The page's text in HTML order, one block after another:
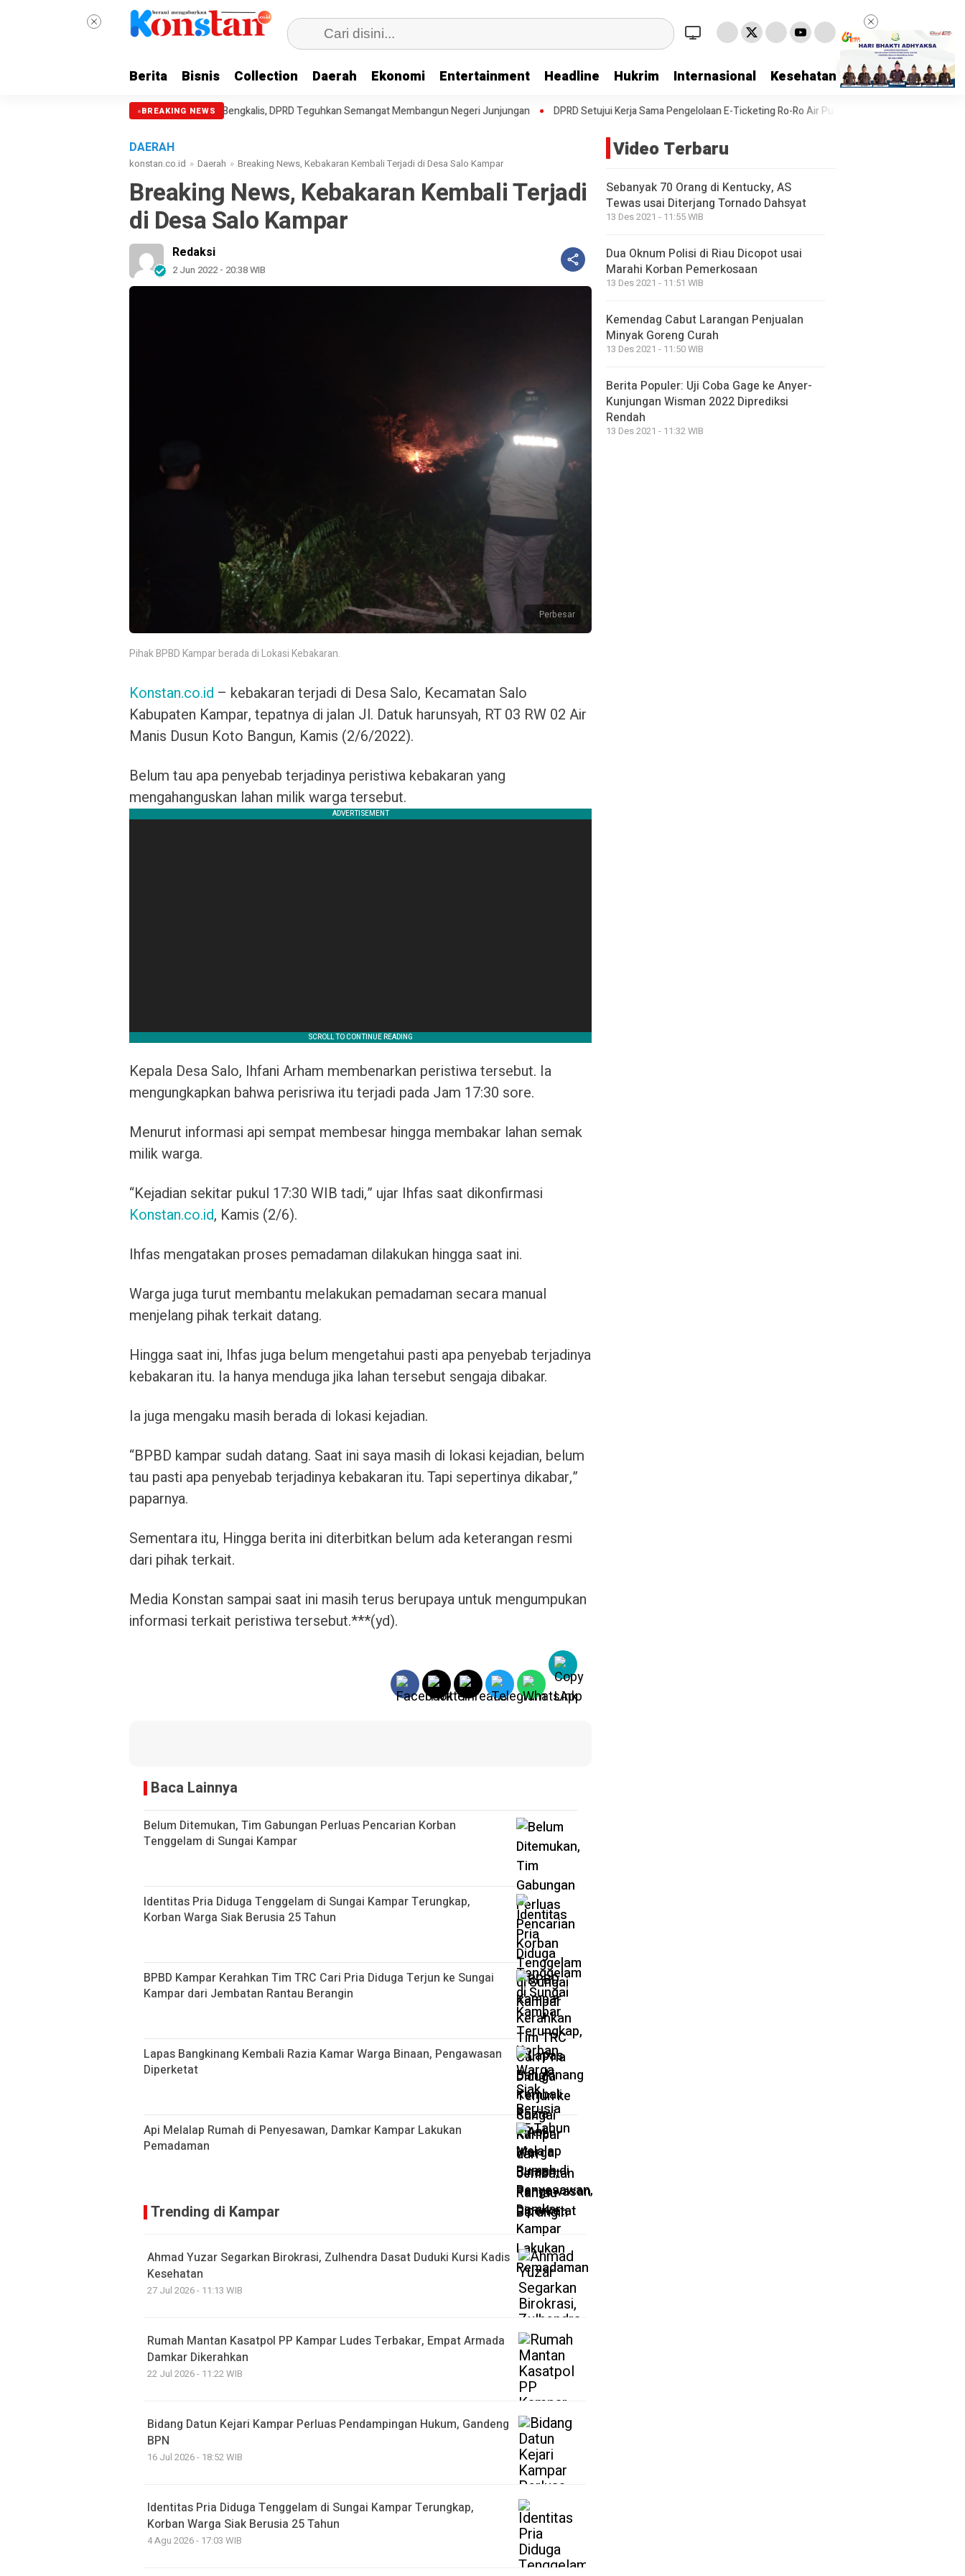
Berita Bisnis Collection Daerah Ekonomi Entertainment Headline Hukrim Internasional Kesehatan Kriminal
BREAKING NEWS
Paripurna Hari Jadi ke-514 Bengkalis, DPRD Teguhkan Semangat Membangun Negeri Junjungan DPRD Setujui Kerja Sama Pengelolaan E-Ticketing Ro-Ro Air Putih–Sungai Selari
DAERAH
konstan.co.id » Daerah » Breaking News, Kebakaran Kembali Terjadi di Desa Salo Kampar
Breaking News, Kebakaran Kembali Terjadi
di Desa Salo Kampar
Redaksi
2 Jun 2022 - 20:38 WIB
Perbesar
Pihak BPBD Kampar berada di Lokasi Kebakaran.
Konstan.co.id – kebakaran terjadi di Desa Salo, Kecamatan Salo
Kabupaten Kampar, tepatnya di jalan Jl. Datuk harunsyah, RT 03 RW 02 Air
Manis Dusun Koto Bangun, Kamis (2/6/2022).
Belum tau apa penyebab terjadinya peristiwa kebakaran yang
mengahanguskan lahan milik warga tersebut.
Kepala Desa Salo, Ihfani Arham membenarkan peristiwa tersebut. Ia
mengungkapkan bahwa perisriwa itu terjadi pada Jam 17:30 sore.
Menurut informasi api sempat membesar hingga membakar lahan semak
milik warga.
“Kejadian sekitar pukul 17:30 WIB tadi,” ujar Ihfas saat dikonfirmasi
Konstan.co.id, Kamis (2/6).
Ihfas mengatakan proses pemadaman dilakukan hingga saat ini.
Warga juga turut membantu melakukan pemadaman secara manual
menjelang pihak terkait datang.
Hingga saat ini, Ihfas juga belum mengetahui pasti apa penyebab terjadinya
kebakaran itu. Ia hanya menduga jika lahan tersebut sengaja dibakar.
Ia juga mengaku masih berada di lokasi kejadian.
“BPBD kampar sudah datang. Saat ini saya masih di lokasi kejadian, belum
tau pasti apa penyebab terjadinya kebakaran itu. Tapi sepertinya dikabar,”
paparnya.
Sementara itu, Hingga berita ini diterbitkan belum ada keterangan resmi
dari pihak terkait.
Media Konstan sampai saat ini masih terus berupaya untuk mengumpukan
informasi terkait peristiwa tersebut.***(yd).
Baca Lainnya
Belum Ditemukan, Tim Gabungan Perluas Pencarian Korban
Tenggelam di Sungai Kampar
Identitas Pria Diduga Tenggelam di Sungai Kampar Terungkap,
Korban Warga Siak Berusia 25 Tahun
BPBD Kampar Kerahkan Tim TRC Cari Pria Diduga Terjun ke Sungai
Kampar dari Jembatan Rantau Berangin
Lapas Bangkinang Kembali Razia Kamar Warga Binaan, Pengawasan
Diperketat
Api Melalap Rumah di Penyesawan, Damkar Kampar Lakukan
Pemadaman
Trending di Kampar
Ahmad Yuzar Segarkan Birokrasi, Zulhendra Dasat Duduki Kursi Kadis
Kesehatan
27 Jul 2026 - 11:13 WIB
Rumah Mantan Kasatpol PP Kampar Ludes Terbakar, Empat Armada
Damkar Dikerahkan
22 Jul 2026 - 11:22 WIB
Bidang Datun Kejari Kampar Perluas Pendampingan Hukum, Gandeng
BPN
16 Jul 2026 - 18:52 WIB
Identitas Pria Diduga Tenggelam di Sungai Kampar Terungkap,
Korban Warga Siak Berusia 25 Tahun
4 Agu 2026 - 17:03 WIB
Video Terbaru
Sebanyak 70 Orang di Kentucky, AS
Tewas usai Diterjang Tornado Dahsyat
13 Des 2021 - 11:55 WIB
Dua Oknum Polisi di Riau Dicopot usai
Marahi Korban Pemerkosaan
13 Des 2021 - 11:51 WIB
Kemendag Cabut Larangan Penjualan
Minyak Goreng Curah
13 Des 2021 - 11:50 WIB
Berita Populer: Uji Coba Gage ke Anyer-
Kunjungan Wisman 2022 Diprediksi
Rendah
13 Des 2021 - 11:32 WIB